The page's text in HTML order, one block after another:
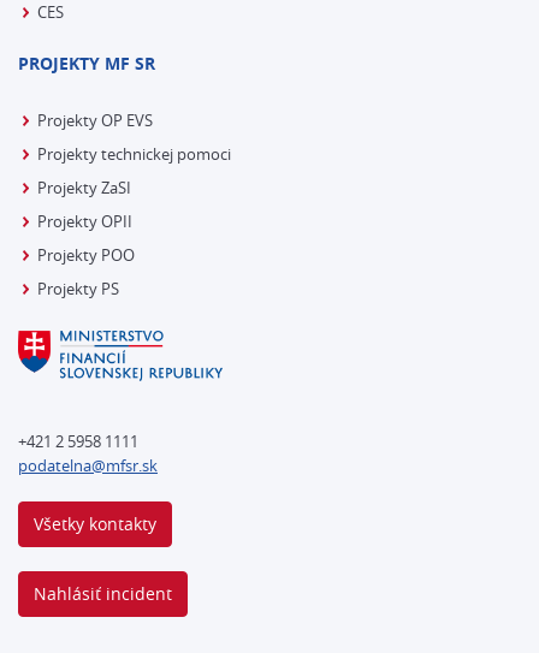
CES
PROJEKTY MF SR
Projekty OP EVS
Projekty technickej pomoci
Projekty ZaSI
Projekty OPII
Projekty POO
Projekty PS
+421 2 5958 1111
podatelna@mfsr.sk
Všetky kontakty
Nahlásiť incident